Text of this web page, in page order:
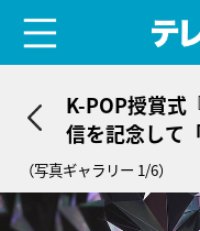
K-POP授賞式
信を記念して
ARTIST」誕生
（写真ギャラリー 1/6）